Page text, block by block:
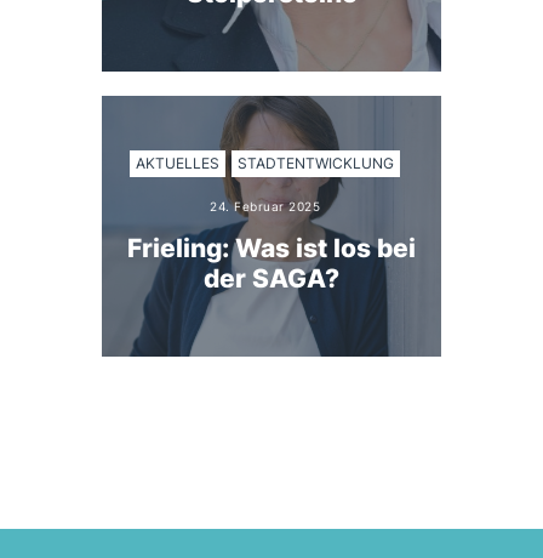
AKTUELLES STADTENTWICKLUNG
24. Februar 2025
Frieling: Was ist los bei
der SAGA?